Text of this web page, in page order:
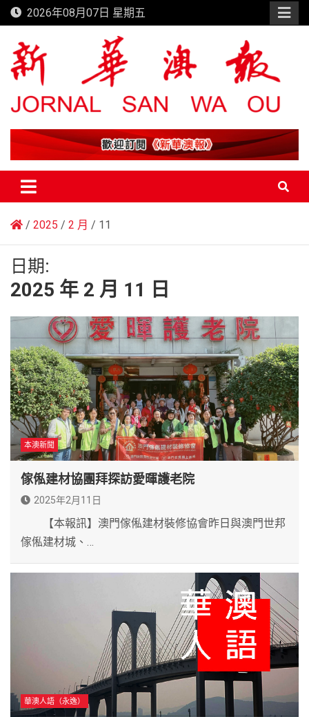
Skip
to
content
2026年08月07日 星期五
新華澳報
2025 2 月 11
日期:
2025 年 2 月 11 日
本澳新聞
傢俬建材協團拜探訪愛暉護老院
2025年2月11日
【本報訊】澳門傢俬建材裝修協會昨日與澳門世邦
傢俬建材城、…
華澳人語（永逸）